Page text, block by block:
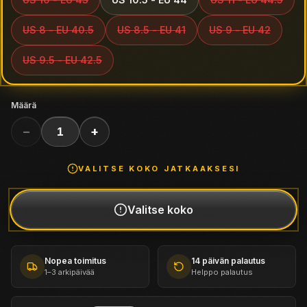
US 8 - EU 40.5 US 8.5 - EU 41 US 9 - EU 42
US 9.5 - EU 42.5
Määrä
− 1 +
VALITSE KOKO JATKAAKSESI
Valitse koko
Nopea toimitus
1–3 arkipäivää
14 päivän palautus
Helppo palautus